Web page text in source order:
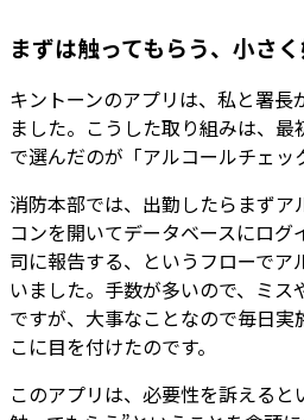
まずは触ってもらう、小さく
キントーンのアプリは、私と署長
ました。こうした取り組みは、最
で選んだのが 「アルコールチェ
消防本部では、出勤したらまずア
コンを開いてデータベースにロ
司に報告する、というフローでア
いました。手数が多いので、ミ
ですが、大事なことなので毎日
こに目を付けたのです。
このアプリは、 必要性を訴えると